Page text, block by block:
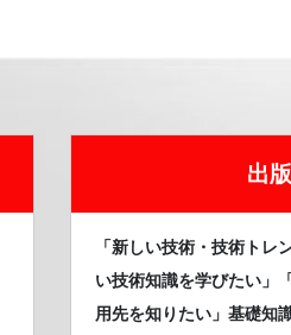
出版
「新しい技術・技術トレ
い技術知識を学びたい」
用先を知りたい」基礎知